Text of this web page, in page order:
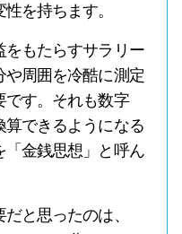
を持ちます。
もたらすサラリー
や周囲を冷酷に測定
です。それも数字
算できるようになる
「金銭思想」と呼ん
と思ったのは、